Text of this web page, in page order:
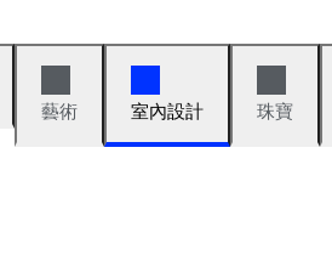
藝術 室內設計 珠寶